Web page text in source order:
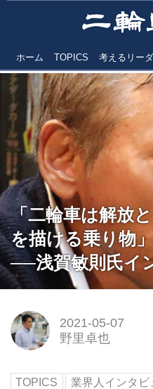
ホーム TOPICS 考えるリー
「二輪車は解放
を描ける乗り物」
──浅賀敏則氏イ
2021-05-07
野里卓也
TOPICS 業界人インタビ